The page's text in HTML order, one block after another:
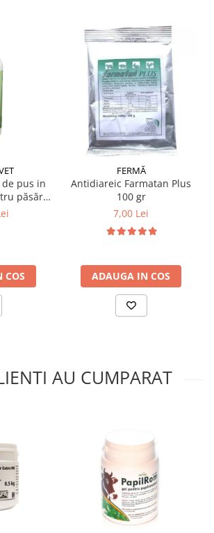
pus in
păsări,
Top
COS
FERMĂ
Antidiareic Farmatan Plus
100 gr
7,00 Lei
ADAUGA IN COS
AU CUMPARAT